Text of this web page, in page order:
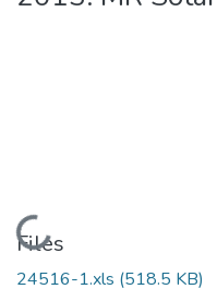
Loading...
Files
24516-1.xls (518.5 KB)